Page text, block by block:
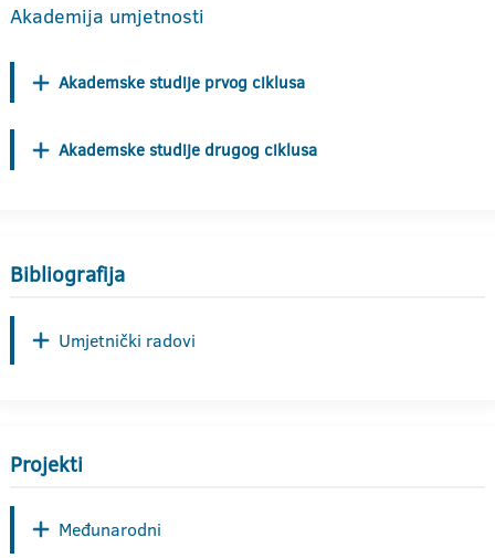
Akademija umjetnosti
Akademske studije prvog ciklusa
Akademske studije drugog ciklusa
Bibliografija
Umjetnički radovi
Projekti
Međunarodni